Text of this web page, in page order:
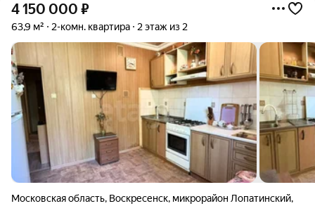
4 150 000 ₽
63,9 м² 2-комн. квартира 2 этаж из 2
Московская область, Воскресенск, микрорайон Лопатинский,